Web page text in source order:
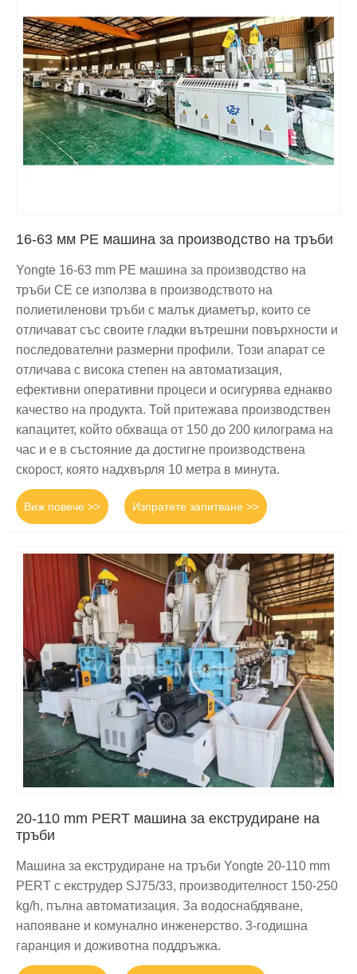
16-63 мм PE машина за производство на тръби
Yongte 16-63 mm PE машина за производство на
тръби CE се използва в производството на
полиетиленови тръби с малък диаметър, които се
отличават със своите гладки вътрешни повърхности и
последователни размерни профили. Този апарат се
отличава с висока степен на автоматизация,
ефективни оперативни процеси и осигурява еднакво
качество на продукта. Той притежава производствен
капацитет, който обхваща от 150 до 200 килограма на
час и е в състояние да достигне производствена
скорост, която надхвърля 10 метра в минута.
Виж повече >> Изпратете запитване >>
20-110 mm PERT машина за екструдиране на
тръби
Машина за екструдиране на тръби Yongte 20-110 mm
PERT с екструдер SJ75/33, производителност 150-250
kg/h, пълна автоматизация. За водоснабдяване,
напояване и комунално инженерство. 3-годишна
гаранция и доживотна поддръжка.